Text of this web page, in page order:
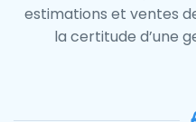
estimations et ventes
la certitude d’une